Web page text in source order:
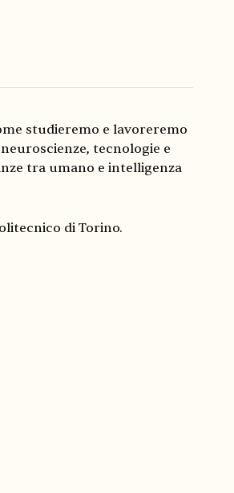
studieremo e lavoreremo
tecnologie e
tra umano e intelligenza
di Torino.